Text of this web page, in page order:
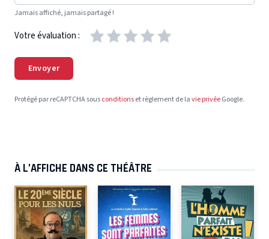
Jamais affiché, jamais partagé !
Votre évaluation :
Envoyer
Protégé par reCAPTCHA sousconditionset règlement de lavie privéeGoogle.
À L’AFFICHE DANS CE THÉÂTRE